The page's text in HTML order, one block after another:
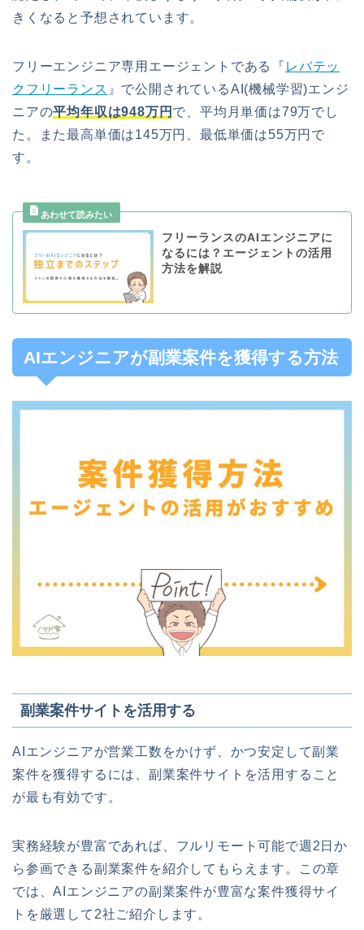
きくなると予想されています。
フリーエンジニア専用エージェントである『 レバテッ
クフリーランス 』で公開されているAI(機械学習)エンジ
ニアの平均年収は948万円 で、平均月単価は79万でし
た。また最高単価は145万円、最低単価は55万円で
す。
フリーランスのAIエンジニアに
なるには？エージェントの活用
方法を解説
AIエンジニアが副業案件を獲得する方法
副業案件サイトを活用する
AIエンジニアが営業工数をかけず、かつ安定して副業
案件を獲得するには、副業案件サイトを活用すること
が最も有効です。
実務経験が豊富であれば、フルリモート可能で週2日か
ら参画できる副業案件を紹介してもらえます。この章
では、AIエンジニアの副業案件が豊富な案件獲得サイ
トを厳選して2社ご紹介します。